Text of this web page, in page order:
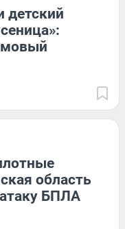
детский
область
БПЛА